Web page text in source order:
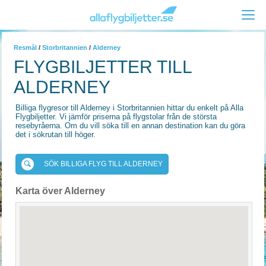
Resmål / Storbritannien / Alderney
FLYGBILJETTER TILL
ALDERNEY
Billiga flygresor till Alderney i Storbritannien hittar du enkelt på Alla
Flygbiljetter. Vi jämför priserna på flygstolar från de största
resebyråerna. Om du vill söka till en annan destination kan du göra
det i sökrutan till höger.
SÖK BILLIGA FLYG TILL ALDERNEY
Karta över Alderney